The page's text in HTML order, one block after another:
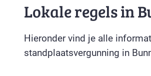
Lokale regels in
Hieronder vind je alle
standplaatsvergunning in